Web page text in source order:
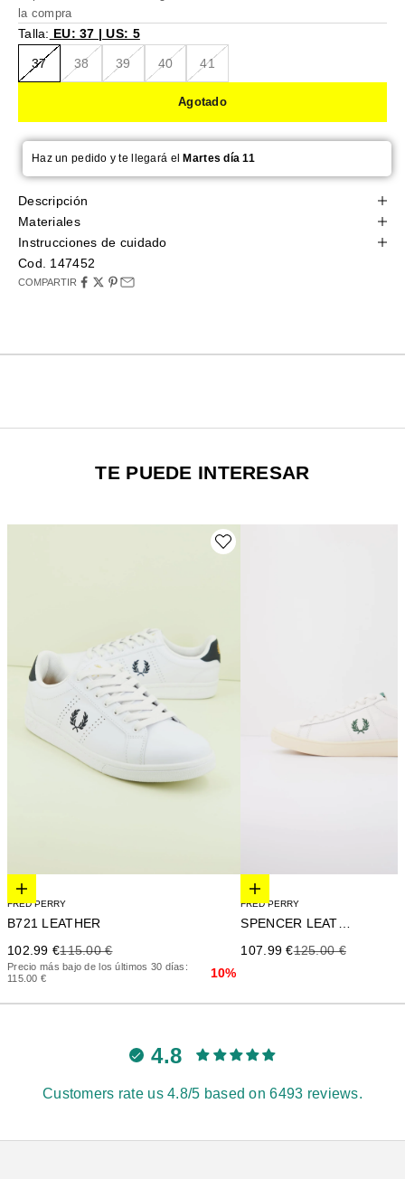
la compra
Talla: EU: 37 | US: 5
37 38 39 40 41
Agotado
Haz un pedido y te llegará elMartes día 11
Descripción
Materiales
Instrucciones de cuidado
Cod. 147452
COMPARTIR
TE PUEDE INTERESAR
Elige opciones
FRED PERRY
B721 LEATHER
Precio de oferta
102.99 €Precio anterior
115.00 €
Precio más bajo de los últimos 30 días:
115.00 €
10%
Elige opciones
FRED PERRY
SPENCER LEATHER
Precio de oferta
107.99 €Precio anterior
125.00 €
4.8
Customers rate us 4.8/5 based on 6493 reviews.